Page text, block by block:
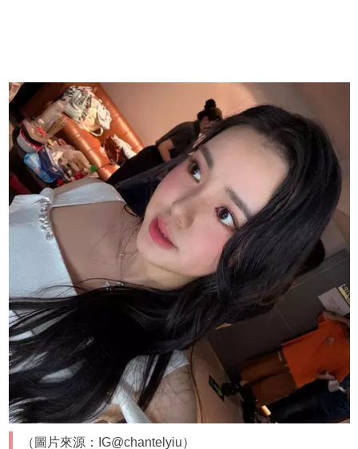
（圖片來源：IG@chantelyiu）